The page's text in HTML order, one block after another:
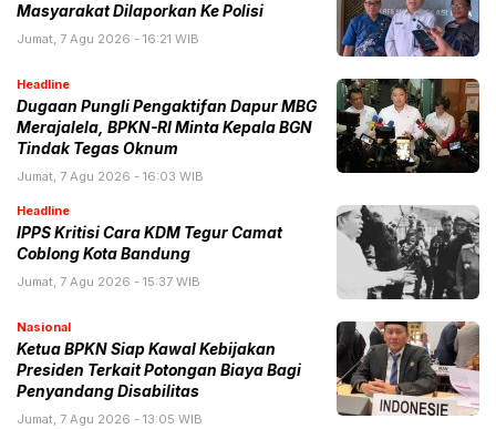
Masyarakat Dilaporkan Ke Polisi
Jumat, 7 Agu 2026 - 16:21 WIB
Headline
Dugaan Pungli Pengaktifan Dapur MBG
Merajalela, BPKN-RI Minta Kepala BGN
Tindak Tegas Oknum
Jumat, 7 Agu 2026 - 16:03 WIB
Headline
IPPS Kritisi Cara KDM Tegur Camat
Coblong Kota Bandung
Jumat, 7 Agu 2026 - 15:37 WIB
Nasional
Ketua BPKN Siap Kawal Kebijakan
Presiden Terkait Potongan Biaya Bagi
Penyandang Disabilitas
Jumat, 7 Agu 2026 - 13:05 WIB